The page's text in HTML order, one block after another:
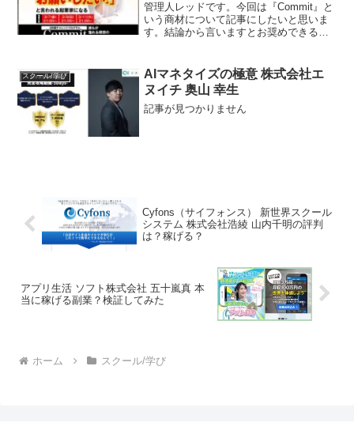
管理人レッドです。今回は『Commit』と
いう商材について記事にしたいと思いま
す。結論から言いますとお奨めできるも
づく表示販売事業者L&J株式会社運営統
括責任者奥村美里...
スクール/学び
AIマネタイズの極意 株式会社エ
ヌイチ 奥山 幸生
記事が見つかりません
Cyfons（サイフォンス） 新世界スクール
システム 株式会社浩綾 山内千明の評判
は？稼げる？
アプリ生活 ソフト株式会社 五十嵐真 本
当に稼げる副業？検証してみた
ホーム スクール/学び